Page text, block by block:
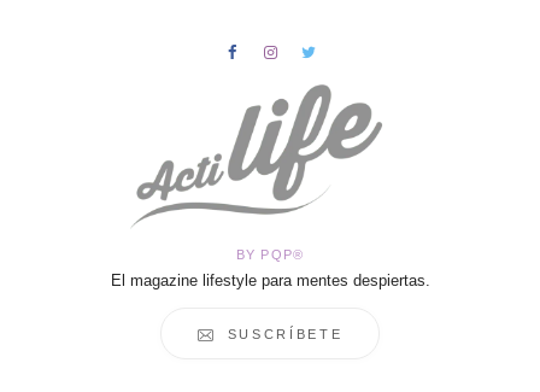
BY PQP®
El magazine lifestyle para mentes despiertas.
SUSCRÍBETE
HOME
Salud